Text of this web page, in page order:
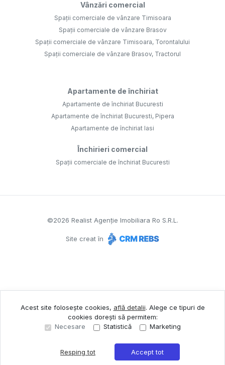
Vânzări comercial
Spații comerciale de vânzare Timisoara
Spații comerciale de vânzare Brasov
Spații comerciale de vânzare Timisoara, Torontalului
Spații comerciale de vânzare Brasov, Tractorul
Apartamente de închiriat
Apartamente de închiriat Bucuresti
Apartamente de închiriat Bucuresti, Pipera
Apartamente de închiriat Iasi
Închirieri comercial
Spații comerciale de închiriat Bucuresti
©2026 Realist Agenție Imobiliara Ro S.R.L.
Site creat în
Acest site folosește cookies, află detalii. Alege ce tipuri de
cookies dorești să permitem:
Necesare
Statistică Marketing
Resping tot Accept tot